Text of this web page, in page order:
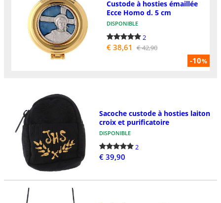
-10%
Custode à hosties émaillée
Ecce Homo d. 5 cm
DISPONIBLE
2
€ 38,61 € 42,90
Sacoche custode à hosties laiton
croix et purificatoire
DISPONIBLE
2
€ 39,90